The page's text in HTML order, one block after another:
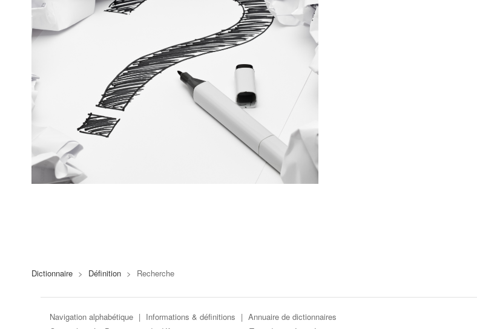
Dictionnaire > Définition > Recherche
Navigation alphabétique | Informations & définitions | Annuaire de dictionnaires